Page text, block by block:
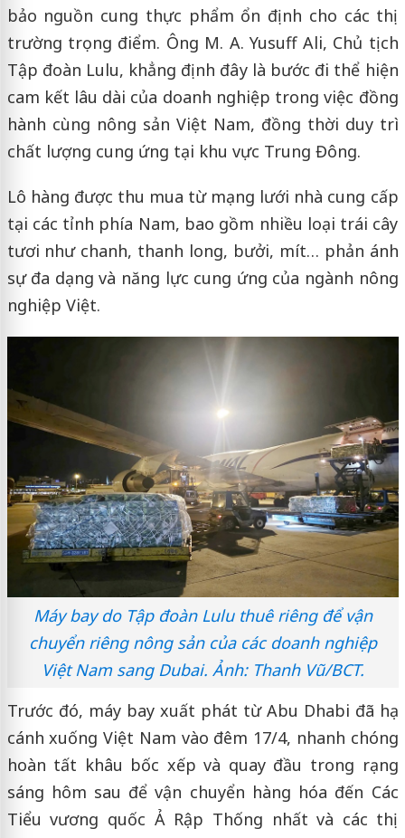
bảo nguồn cung thực phẩm ổn định cho các thị
trường trọng điểm. Ông M. A. Yusuff Ali, Chủ tịch
Tập đoàn Lulu, khẳng định đây là bước đi thể hiện
cam kết lâu dài của doanh nghiệp trong việc đồng
hành cùng nông sản Việt Nam, đồng thời duy trì
chất lượng cung ứng tại khu vực Trung Đông.
Lô hàng được thu mua từ mạng lưới nhà cung cấp
tại các tỉnh phía Nam, bao gồm nhiều loại trái cây
tươi như chanh, thanh long, bưởi, mít… phản ánh
sự đa dạng và năng lực cung ứng của ngành nông
nghiệp Việt.
Máy bay do Tập đoàn Lulu thuê riêng để vận
chuyển riêng nông sản của các doanh nghiệp
Việt Nam sang Dubai. Ảnh: Thanh Vũ/BCT.
Trước đó, máy bay xuất phát từ Abu Dhabi đã hạ
cánh xuống Việt Nam vào đêm 17/4, nhanh chóng
hoàn tất khâu bốc xếp và quay đầu trong rạng
sáng hôm sau để vận chuyển hàng hóa đến Các
Tiểu vương quốc Ả Rập Thống nhất và các thị